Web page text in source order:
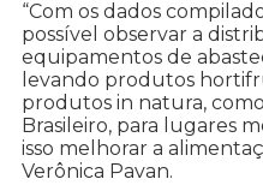
“Com os dados
possível observar a
equipamentos de
levando produtos
produtos in natura,
Brasileiro, para lugares
isso melhorar a
Verônica Pavan.